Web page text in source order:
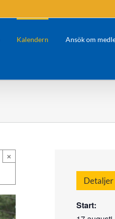
Kalendern Ansök om
×
Detaljer
Start: